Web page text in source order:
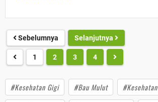
Sebelumnya Selanjutnya
1 2 3 4
#Kesehatan Gigi #Bau Mulut